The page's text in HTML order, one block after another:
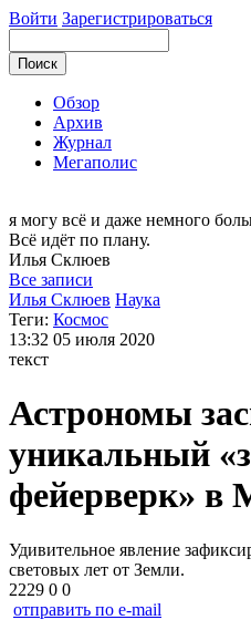
Войти Зарегистрироваться
Обзор
Архив
Журнал
Мегаполис
я могу всё и даже немного
Всё идёт по плану.
Илья Склюев
Все записи
Илья Склюев Наука
Теги: Космос
13:32 05 июля 2020
текст
Астрономы
уникальный
фейерверк» в
Удивительное явление
световых лет от Земли.
2229 0 0
отправить по e-mail